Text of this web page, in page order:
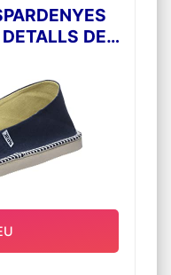
DE
43 EU